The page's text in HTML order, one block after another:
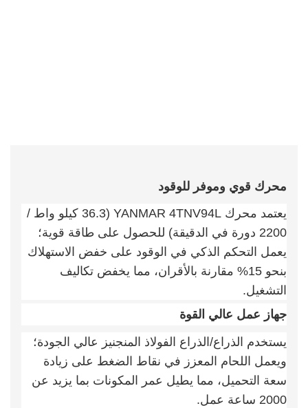
محرك قوي وموفر للوقود
يعتمد محرك YANMAR 4TNV94L (36.3 كيلو واط /
2200 دورة في الدقيقة) للحصول على طاقة قوية؛
يعمل التحكم الذكي في الوقود على خفض الاستهلاك
بنحو 15% مقارنة بالأقران، مما يخفض تكاليف
التشغيل.
جهاز عمل عالي القوة
يستخدم الذراع/الذراع الفولاذ المنجنيز عالي الجودة؛
ويعمل اللحام المعزز في نقاط الضغط على زيادة
سعة التحميل، مما يطيل عمر المكونات بما يزيد عن
2000 ساعة عمل.